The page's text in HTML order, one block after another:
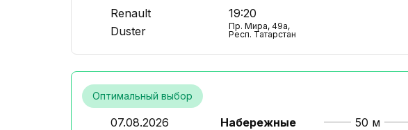
Renault
Duster
19:20
Пр. Мира, 49а,
Респ. Татарстан
Оптимальный выбор
07.08.2026
Набережные
50 м